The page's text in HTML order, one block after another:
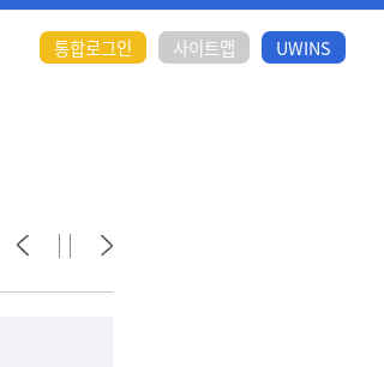
통합로그인 사이트맵 UWINS